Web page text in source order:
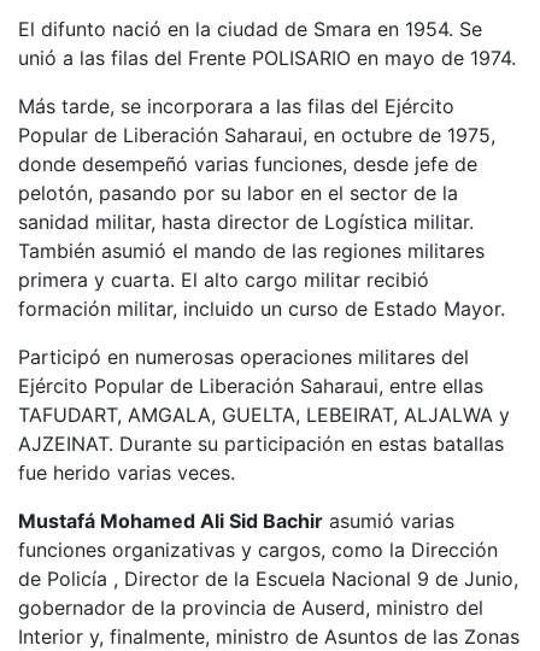
El difunto nació en la ciudad de Smara en 1954. Se
unió a las filas del Frente POLISARIO en mayo de 1974.
Más tarde, se incorporara a las filas del Ejército
Popular de Liberación Saharaui, en octubre de 1975,
donde desempeñó varias funciones, desde jefe de
pelotón, pasando por su labor en el sector de la
sanidad militar, hasta director de Logística militar.
También asumió el mando de las regiones militares
primera y cuarta. El alto cargo militar recibió
formación militar, incluido un curso de Estado Mayor.
Participó en numerosas operaciones militares del
Ejército Popular de Liberación Saharaui, entre ellas
TAFUDART, AMGALA, GUELTA, LEBEIRAT, ALJALWA y
AJZEINAT. Durante su participación en estas batallas
fue herido varias veces.
Mustafá Mohamed Ali Sid Bachir asumió varias
funciones organizativas y cargos, como la Dirección
de Policía , Director de la Escuela Nacional 9 de Junio,
gobernador de la provincia de Auserd, ministro del
Interior y, finalmente, ministro de Asuntos de las Zonas